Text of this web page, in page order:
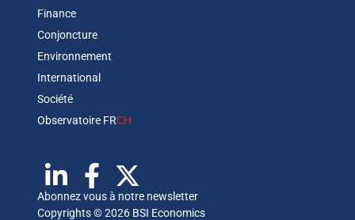
Finance
Conjoncture
Environnement
International
Société
Observatoire FRCH
Abonnez vous à notre newsletter
Copyrights © 2026 BSI Economics